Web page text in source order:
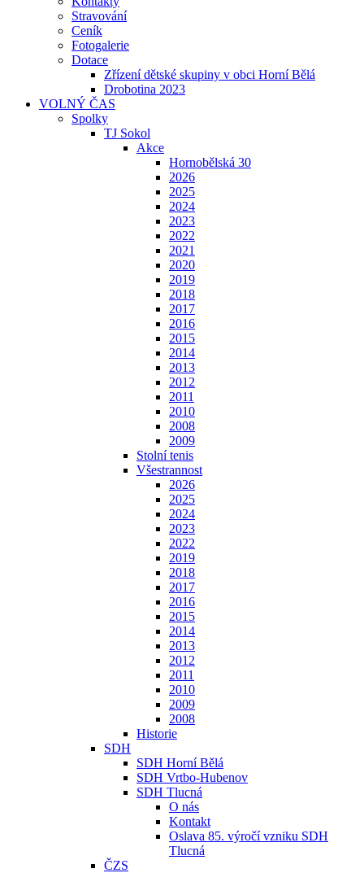
Stravování
Ceník
Fotogalerie
Dotace
Zřízení dětské skupiny v obci Horní Bělá
Drobotina 2023
VOLNÝ ČAS
Spolky
TJ Sokol
Akce
Hornobělská 30
2026
2025
2024
2023
2022
2021
2020
2019
2018
2017
2016
2015
2014
2013
2012
2011
2010
2008
2009
Stolní tenis
Všestrannost
2026
2025
2024
2023
2022
2019
2018
2017
2016
2015
2014
2013
2012
2011
2010
2009
2008
Historie
SDH
SDH Horní Bělá
SDH Vrtbo-Hubenov
SDH Tlucná
O nás
Kontakt
Oslava 85. výročí vzniku SDH
Tlucná
ČZS